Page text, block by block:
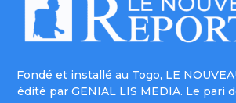
Fondé et installé au Togo, LE
édité par GENIAL LIS MEDIA. Le pari